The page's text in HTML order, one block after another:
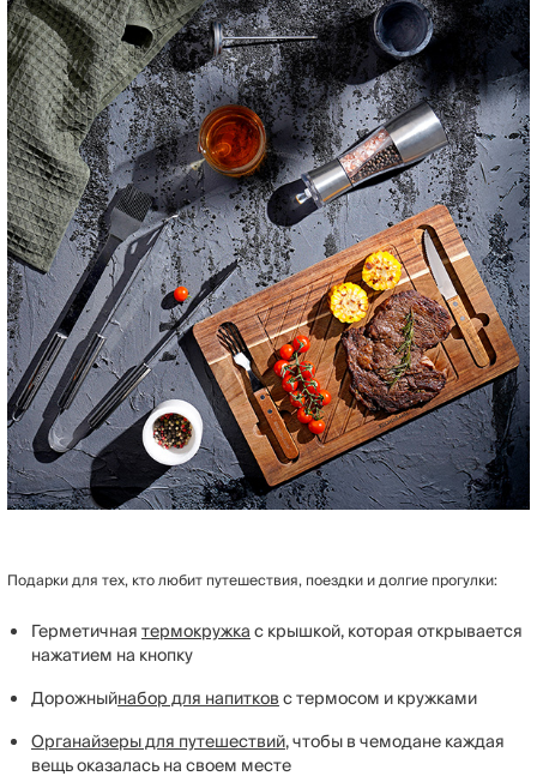
Подарки для тех, кто любит путешествия, поездки и долгие прогулки:
Герметичнаятермокружкас крышкой, которая открывается
нажатием на кнопку
Дорожныйнабор для напитковс термосом и кружками
Органайзеры для путешествий, чтобы в чемодане каждая
вещь оказалась на своем месте